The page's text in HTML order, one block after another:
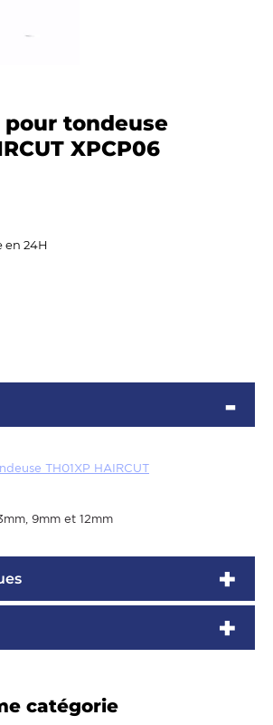
pour tondeuse
XPCP06
en 24H
TH01XP HAIRCUT
9mm et 12mm
catégorie